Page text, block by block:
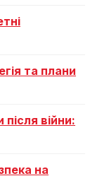
та плани
війни:
на